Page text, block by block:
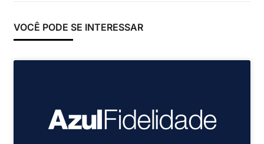
VOCÊ PODE SE INTERESSAR